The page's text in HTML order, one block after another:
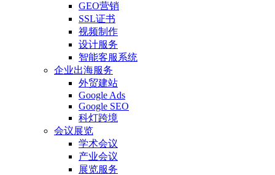
GEO营销
SSL证书
视频制作
设计服务
智能客服系统
企业出海服务
外贸建站
Google Ads
Google SEO
科灯跨境
会议展览
学术会议
产业会议
展览服务